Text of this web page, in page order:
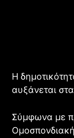
Η
αυξάνεται
Σύμφωνα με